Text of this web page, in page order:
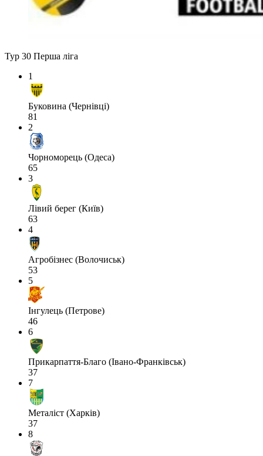
Тур 30 Перша ліга
1
Буковина (Чернівці)
81
2
Чорноморець (Одеса)
65
3
Лівий берег (Київ)
63
4
Агробізнес (Волочиськ)
53
5
Інгулець (Петрове)
46
6
Прикарпаття-Благо (Івано-Франківськ)
37
7
Металіст (Харків)
37
8